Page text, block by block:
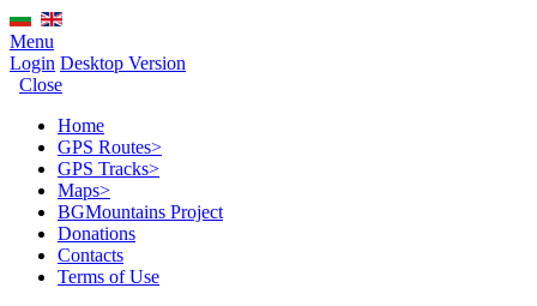
Menu
Login Desktop Version
Close
Home
GPS Routes>
GPS Tracks>
Maps>
BGMountains Project
Donations
Contacts
Terms of Use